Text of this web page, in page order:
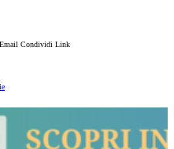
Email Condividi Link